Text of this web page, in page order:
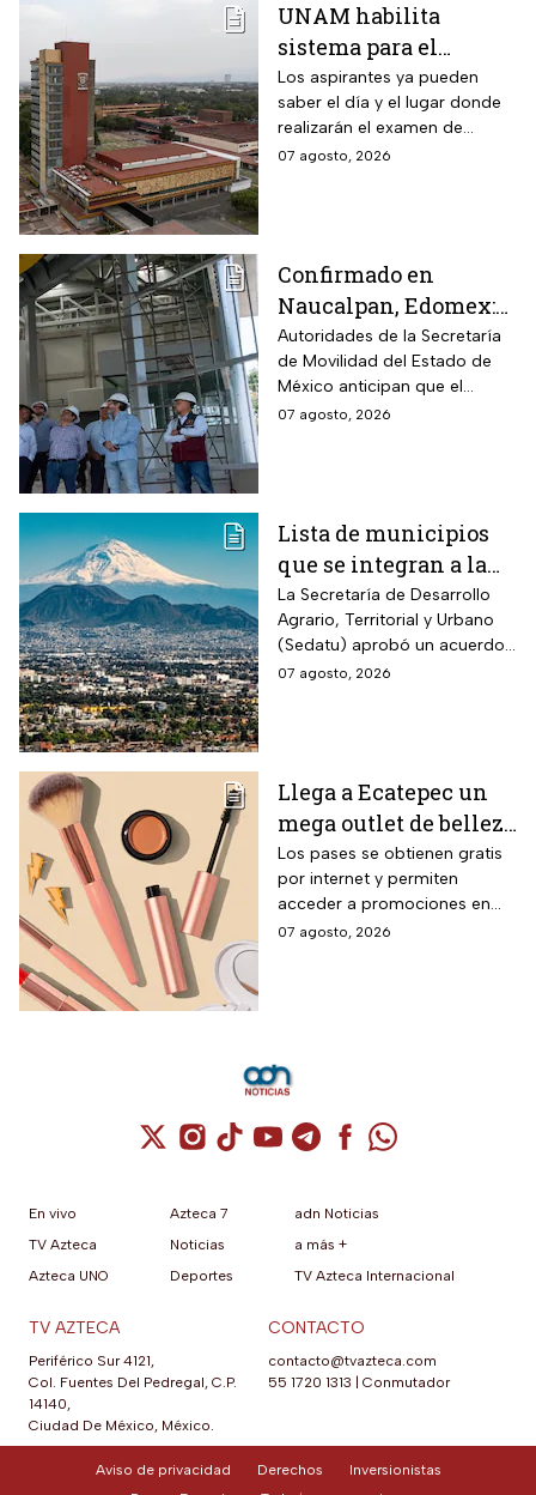
UNAM habilita
sistema para el
examen de control: así
puedes consultar
fecha, hora y sede
Los aspirantes ya pueden
saber el día y el lugar donde
realizarán el examen de
control de forma presencial
07 agosto, 2026
Confirmado en
Naucalpan, Edomex:
la Línea 3 del
Mexicable llega al
71,4% de avance y
anuncian cuándo
Autoridades de la Secretaría
de Movilidad del Estado de
México anticipan que el
transporte teleférico reducirá
07 agosto, 2026
Lista de municipios
que se integran a la
Zona Metropolitana
del Valle de México
La Secretaría de Desarrollo
Agrario, Territorial y Urbano
(Sedatu) aprobó un acuerdo
para que se integren más
07 agosto, 2026
Llega a Ecatepec un
mega outlet de belleza
con entrada gratis y
descuentos de hasta el
80% durante 5 días
consecutivos en
Los pases se obtienen gratis
por internet y permiten
acceder a promociones en
maquillaje, perfumes y
07 agosto, 2026
Cuenta de X / Twitter (se abre en una
Cuenta de Instagram (se abre en una
Cuenta de TikTok (se abre en
Cuenta de YouTube (se abre
Cuenta de Telegram (se
Cuenta de
Cuenta de
En vivo
TV Azteca
Azteca UNO
Azteca 7
Noticias
Deportes
adn Noticias
a más +
TV Azteca Internacional
TV AZTECA
Periférico Sur 4121,
Col. Fuentes Del Pedregal, C.P.
14140,
Ciudad De México, México.
CONTACTO
contacto@tvazteca.com
55 1720 1313
Conmutador
Aviso de privacidad Derechos
Inversionistas